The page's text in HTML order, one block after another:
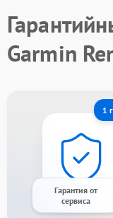
Garmin
1
Гарантия от
сервиса